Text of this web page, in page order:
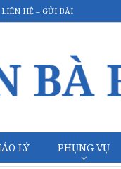
LIÊN HỆ – GỬI BÀI
LÝ PHỤNG VỤ